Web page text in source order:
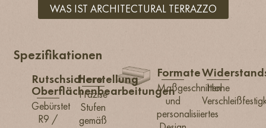
WAS IST ARCHITECTURAL TERRAZZO
Spezifikationen
Rutschsichere
Oberflächenbearbeitungen
Gebürstet
R9 /
Herstellung
Präzise
Stufen
gemäß
Formate
Maßgeschnitten
und
personalisiiertes
Hohe